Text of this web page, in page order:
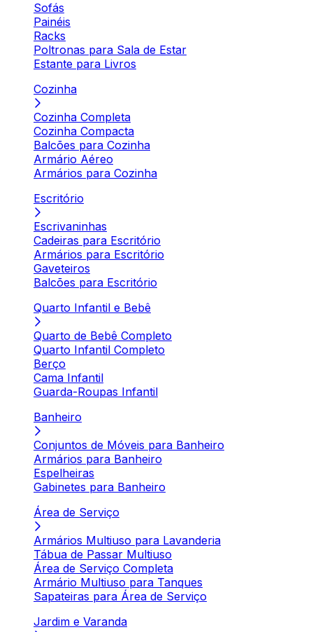
Sofás
Painéis
Racks
Poltronas para Sala de Estar
Estante para Livros
Cozinha
Cozinha Completa
Cozinha Compacta
Balcões para Cozinha
Armário Aéreo
Armários para Cozinha
Escritório
Escrivaninhas
Cadeiras para Escritório
Armários para Escritório
Gaveteiros
Balcões para Escritório
Quarto Infantil e Bebê
Quarto de Bebê Completo
Quarto Infantil Completo
Berço
Cama Infantil
Guarda-Roupas Infantil
Banheiro
Conjuntos de Móveis para Banheiro
Armários para Banheiro
Espelheiras
Gabinetes para Banheiro
Área de Serviço
Armários Multiuso para Lavanderia
Tábua de Passar Multiuso
Área de Serviço Completa
Armário Multiuso para Tanques
Sapateiras para Área de Serviço
Jardim e Varanda